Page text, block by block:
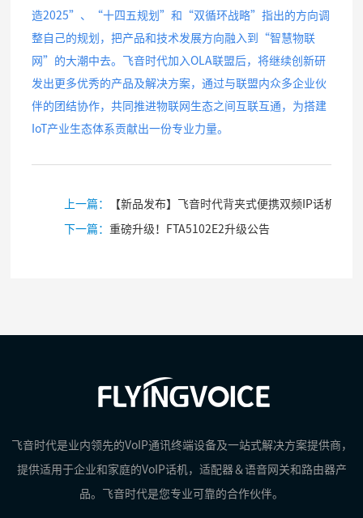
造2025”、“十四五规划”和“双循环战略”指出的方向调
整自己的规划，把产品和技术发展方向融入到“智慧物联
网”的大潮中去。飞音时代加入OLA联盟后，将继续创新研
发出更多优秀的产品及解决方案，通过与联盟内众多企业伙
伴的团结协作，共同推进物联网生态之间互联互通，为搭建
IoT产业生态体系贡献出一份专业力量。
上一篇： 【新品发布】飞音时代背夹式便携双频IP话机FIP16Plus重磅上线
下一篇： 重磅升级！FTA5102E2升级公告
飞音时代是业内领先的VoIP通讯终端设备及一站式解决方案提供商，
提供适用于企业和家庭的VoIP话机，适配器＆语音网关和路由器产
品。飞音时代是您专业可靠的合作伙伴。